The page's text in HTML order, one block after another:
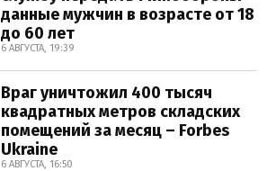
данные мужчин в возрасте от 18
до 60 лет
6 АВГУСТА, 19:39
Враг уничтожил 400 тысяч
квадратных метров складских
помещений за месяц – Forbes
Ukraine
6 АВГУСТА, 16:50